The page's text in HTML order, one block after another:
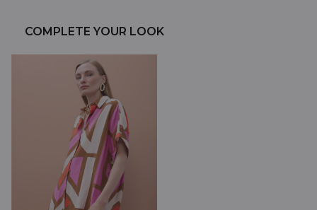
COMPLETE YOUR LOOK